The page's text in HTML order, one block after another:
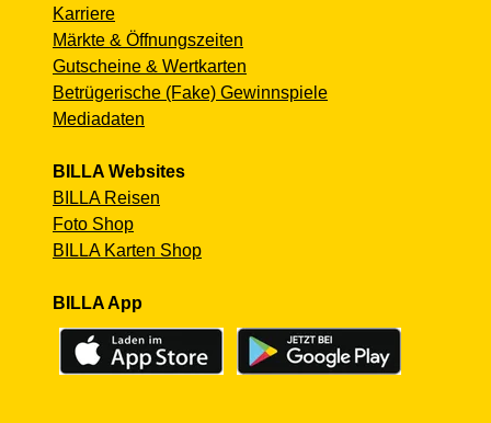
Karriere
Märkte & Öffnungszeiten
Gutscheine & Wertkarten
Betrügerische (Fake) Gewinnspiele
Mediadaten
BILLA Websites
BILLA Reisen
Foto Shop
BILLA Karten Shop
BILLA App